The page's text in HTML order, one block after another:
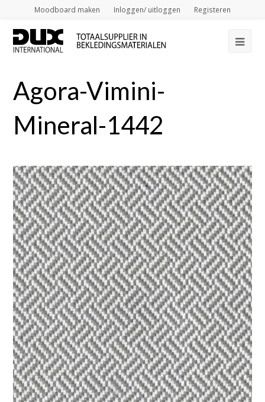
Moodboard maken Inloggen/ uitloggen Registeren
Agora-Vimini-
Mineral-1442